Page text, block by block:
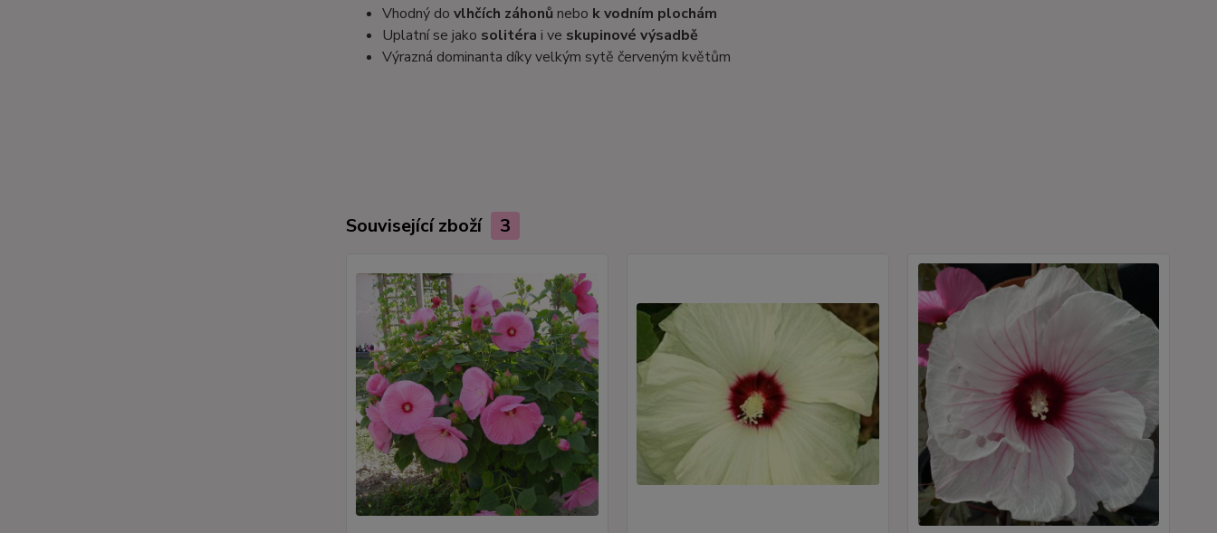
Vhodný do vlhčích záhonů nebo k vodním plochám
Uplatní se jako solitéra i ve skupinové výsadbě
Výrazná dominanta díky velkým sytě červeným květům
Související zboží 3